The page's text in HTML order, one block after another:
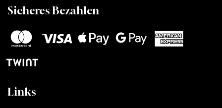
Sicheres Bezahlen
Links